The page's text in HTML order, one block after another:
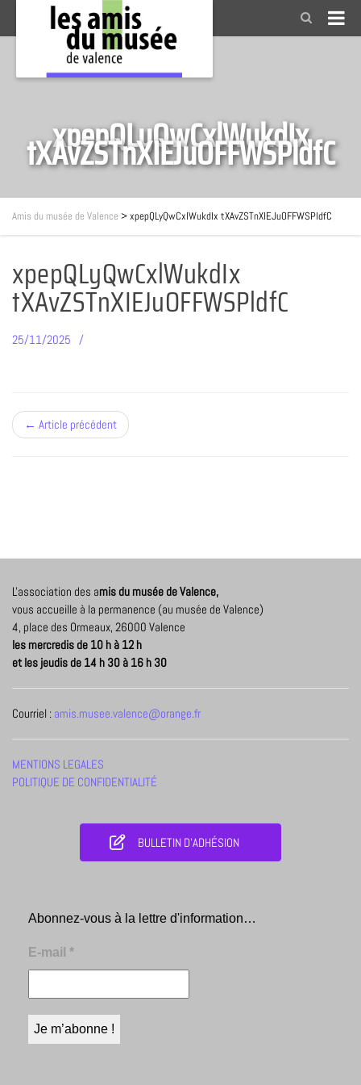
xpepQLyQwCxlWukdIx
tXAvZSTnXIEJuOFFWSPldfC
Amis du musée de Valence >xpepQLyQwCxlWukdIx tXAvZSTnXIEJuOFFWSPldfC
xpepQLyQwCxlWukdIx
tXAvZSTnXIEJuOFFWSPldfC
25/11/2025
← Article précédent
L'association des amis du musée de Valence,
vous accueille à la permanence (au musée de Valence)
4, place des Ormeaux, 26000 Valence
les mercredis de 10 h à 12 h
et les jeudis de 14 h 30 à 16 h 30
Courriel : amis.musee.valence@orange.fr
MENTIONS LEGALES
POLITIQUE DE CONFIDENTIALITÉ
BULLETIN D'ADHÉSION
Abonnez-vous à la lettre d'information…
E-mail *